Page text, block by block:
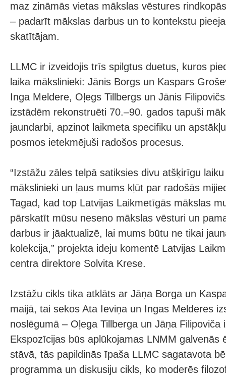
maz zināmās vietas mākslas vēstures
– padarīt mākslas darbus un to kontekstu
skatītājam.
LLMC ir izveidojis trīs spilgtus duetus, kuros
laika mākslinieki: Jānis Borgs un Kaspars
Inga Meldere, Oļegs Tillbergs un Jānis
izstādēm rekonstruēti 70.–90. gados tapuši
jaundarbi, apzinot laikmeta specifiku un
posmos ietekmējuši radošos procesus.
“Izstāžu zāles telpā satiksies divu atšķirīgu
mākslinieki un ļaus mums kļūt par radošās
Tagad, kad top Latvijas Laikmetīgās mākslas
pārskatīt mūsu neseno mākslas vēsturi un
darbus ir jāaktualizē, lai mums būtu ne tikai
kolekcija,” projekta ideju komentē Latvijas
centra direktore Solvita Krese.
Izstāžu cikls tika atklāts ar Jāņa Borga un
maijā, tai sekos Ata Ieviņa un Ingas Melderes
noslēgumā – Oļega Tillberga un Jāņa Filipoviča
Ekspozīcijas būs aplūkojamas LNMM galvenās
stāvā, tās papildinās īpaša LLMC sagatavota
programma un diskusiju cikls, ko moderēs